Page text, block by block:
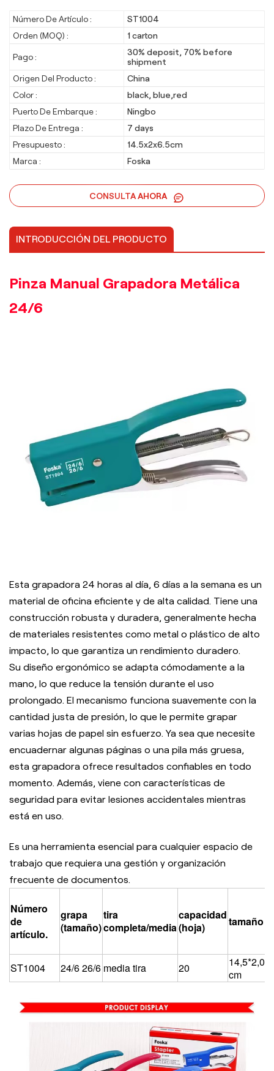
Número De Artículo :
ST1004
Orden (MOQ) :
1 carton
Pago :
30% deposit, 70% before
shipment
Origen Del Producto :
China
Color :
black, blue,red
Puerto De Embarque :
Ningbo
Plazo De Entrega :
7 days
Presupuesto :
14.5x2x6.5cm
Marca :
Foska
CONSULTA AHORA
INTRODUCCIÓN DEL PRODUCTO
Pinza Manual Grapadora Metálica
24/6
Esta grapadora 24 horas al día, 6 días a la semana es un
material de oficina eficiente y de alta calidad. Tiene una
construcción robusta y duradera, generalmente hecha
de materiales resistentes como metal o plástico de alto
impacto, lo que garantiza un rendimiento duradero.
Su diseño ergonómico se adapta cómodamente a la
mano, lo que reduce la tensión durante el uso
prolongado. El mecanismo funciona suavemente con la
cantidad justa de presión, lo que le permite grapar
varias hojas de papel sin esfuerzo. Ya sea que necesite
encuadernar algunas páginas o una pila más gruesa,
esta grapadora ofrece resultados confiables en todo
momento. Además, viene con características de
seguridad para evitar lesiones accidentales mientras
está en uso.
Es una herramienta esencial para cualquier espacio de
trabajo que requiera una gestión y organización
frecuente de documentos.
Número
de
artículo.
grapa
(tamaño)
tira
completa/media
capacidad
(hoja)
tamaño
ST1004 24/6 26/6 media tira 20
cm